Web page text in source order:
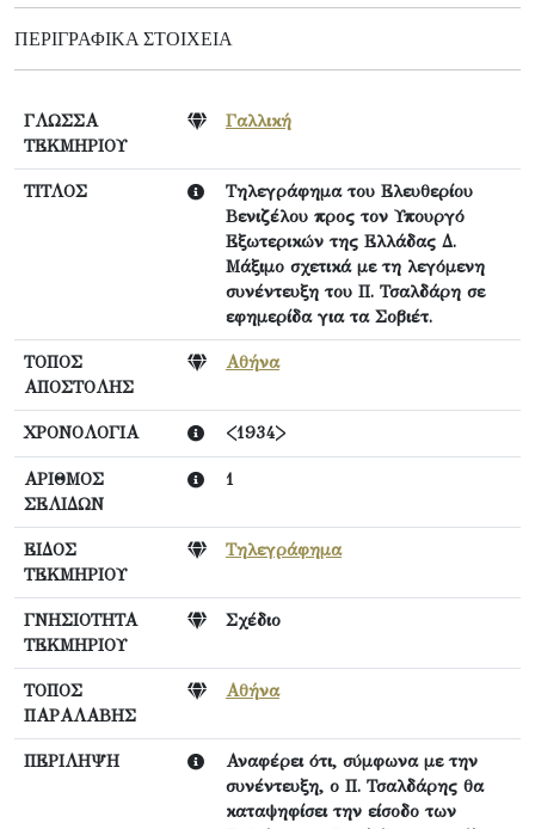
ΠΕΡΙΓΡΑΦΙΚΆ ΣΤΟΙΧΕΊΑ
ΓΛΩΣΣΑ
ΤΕΚΜΗΡΙΟΥ
Γαλλική
ΤΙΤΛΟΣ
Τηλεγράφημα του Ελευθερίου
Βενιζέλου προς τον Υπουργό
Εξωτερικών της Ελλάδας Δ.
Μάξιμο σχετικά με τη λεγόμενη
συνέντευξη του Π. Τσαλδάρη σε
εφημερίδα για τα Σοβιέτ.
ΤΟΠΟΣ
ΑΠΟΣΤΟΛΗΣ
Αθήνα
ΧΡΟΝΟΛΟΓΙΑ <1934>
ΑΡΙΘΜΟΣ
ΣΕΛΙΔΩΝ
1
ΕΙΔΟΣ
ΤΕΚΜΗΡΙΟΥ
Τηλεγράφημα
ΓΝΗΣΙΟΤΗΤΑ
ΤΕΚΜΗΡΙΟΥ
Σχέδιο
ΤΟΠΟΣ
ΠΑΡΑΛΑΒΗΣ
Αθήνα
ΠΕΡΙΛΗΨΗ
Αναφέρει ότι, σύμφωνα με την
συνέντευξη, ο Π. Τσαλδάρης θα
καταψηφίσει την είσοδο των